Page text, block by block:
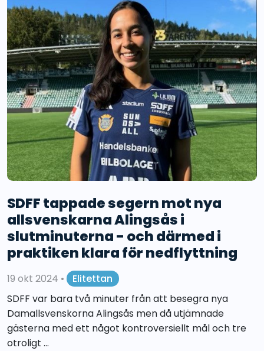
SDFF tappade segern mot nya
allsvenskarna Alingsås i
slutminuterna - och därmed i
praktiken klara för nedflyttning
19 okt 2024 •
Elitettan
SDFF var bara två minuter från att besegra nya
Damallsvenskorna Alingsås men då utjämnade
gästerna med ett något kontroversiellt mål och tre
otroligt ...